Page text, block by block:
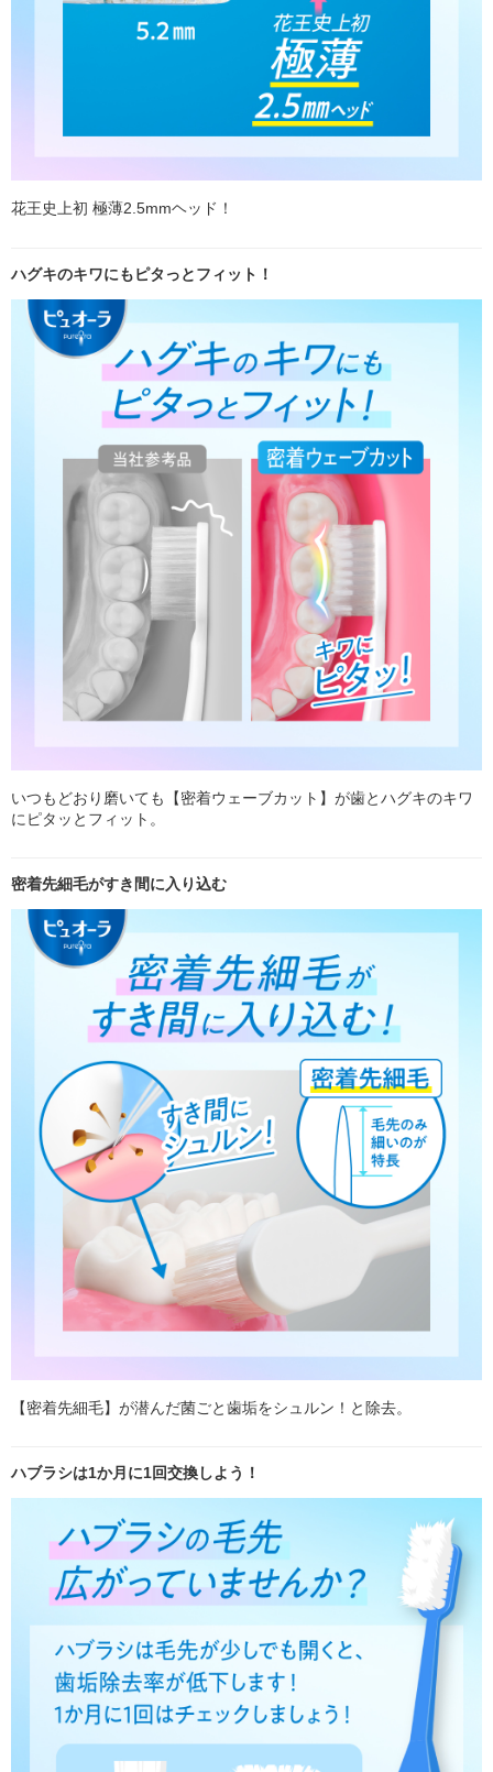
花王史上初 極薄2.5mmヘッド！
ハグキのキワにもピタっとフィット！
いつもどおり磨いても【密着ウェーブカット】が歯とハグキのキワ
にピタッとフィット。
密着先細毛がすき間に入り込む
【密着先細毛】が潜んだ菌ごと歯垢をシュルン！と除去。
ハブラシは1か月に1回交換しよう！